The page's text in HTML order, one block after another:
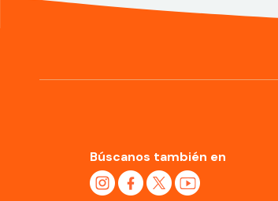
Búscanos también en